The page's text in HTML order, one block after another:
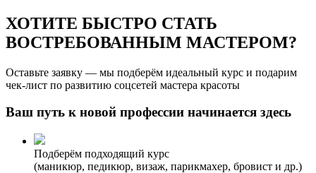
ХОТИТЕ БЫСТРО СТАТЬ
ВОСТРЕБОВАННЫМ МАСТЕРОМ?
Оставьте заявку — мы подберём идеальный курс и подарим
чек-лист по развитию соцсетей мастера красоты
Ваш путь к новой профессии начинается здесь
Подберём подходящий курс
(маникюр, педикюр, визаж, парикмахер, бровист и др.)